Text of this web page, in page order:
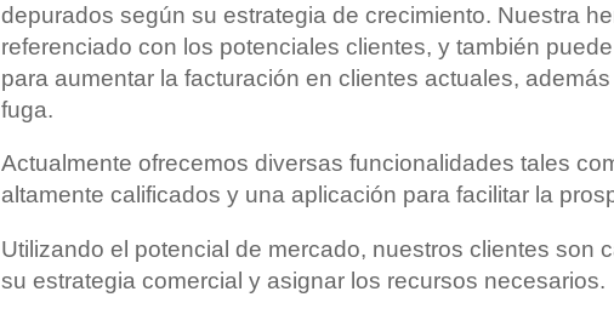
depurados según su estrategia de crecimiento. Nuestra
referenciado con los potenciales clientes, y también
para aumentar la facturación en clientes actuales,
fuga.
Actualmente ofrecemos diversas funcionalidades tales
altamente calificados y una aplicación para facilitar la
Utilizando el potencial de mercado, nuestros clientes son
su estrategia comercial y asignar los recursos necesarios.